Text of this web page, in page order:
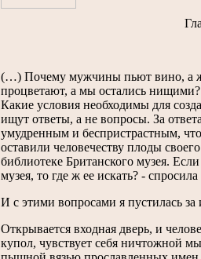
(…) Почему мужчины пьют вино, а
процветают, а мы остались
Какие условия необходимы для
ищут ответы, а не вопросы. За
умудренным и беспристрастным,
оставили человечеству плоды
библиотеке Британского музея.
музея, то где ж ее искать? -
И с этими вопросами я пустилась
Открывается входная дверь, и
купол, чувствует себя ничтожной